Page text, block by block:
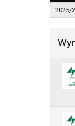
2025/